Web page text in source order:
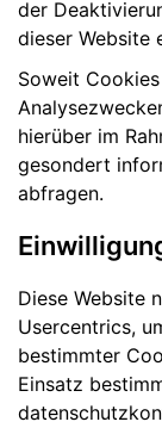
der
dieser Website
Soweit
hierüber im
gesondert
abfragen.
Diese Website
Usercentrics,
bestimmter
Einsatz